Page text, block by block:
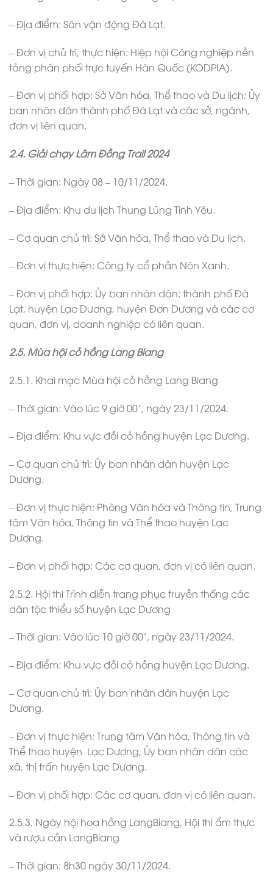
– Địa điểm: Sân vận động Đà Lạt.
– Đơn vị chủ trì, thực hiện: Hiệp hội Công nghiệp nền
tảng phân phối trực tuyến Hàn Quốc (KODPIA).
– Đơn vị phối hợp: Sở Văn hóa, Thể thao và Du lịch; Ủy
ban nhân dân thành phố Đà Lạt và các sở, ngành,
đơn vị liên quan.
2.4. Giải chạy Lâm Đồng Trail 2024
– Thời gian: Ngày 08 – 10/11/2024.
– Địa điểm: Khu du lịch Thung Lũng Tình Yêu.
– Cơ quan chủ trì: Sở Văn hóa, Thể thao và Du lịch.
– Đơn vị thực hiện: Công ty cổ phần Nón Xanh.
– Đơn vị phối hợp: Ủy ban nhân dân: thành phố Đà
Lạt, huyện Lạc Dương, huyện Đơn Dương và các cơ
quan, đơn vị, doanh nghiệp có liên quan.
2.5. Mùa hội cỏ hồng Lang Biang
2.5.1. Khai mạc Mùa hội cỏ hồng Lang Biang
– Thời gian: Vào lúc 9 giờ 00’, ngày 23/11/2024.
– Địa điểm: Khu vực đồi cỏ hồng huyện Lạc Dương.
– Cơ quan chủ trì: Ủy ban nhân dân huyện Lạc
Dương.
– Đơn vị thực hiện: Phòng Văn hóa và Thông tin, Trung
tâm Văn hóa, Thông tin và Thể thao huyện Lạc
Dương.
– Đơn vị phối hợp: Các cơ quan, đơn vị có liên quan.
2.5.2. Hội thi Trình diễn trang phục truyền thống các
dân tộc thiểu số huyện Lạc Dương
– Thời gian: Vào lúc 10 giờ 00’, ngày 23/11/2024.
– Địa điểm: Khu vực đồi cỏ hồng huyện Lạc Dương.
– Cơ quan chủ trì: Ủy ban nhân dân huyện Lạc
Dương.
– Đơn vị thực hiện: Trung tâm Văn hóa, Thông tin và
Thể thao huyện Lạc Dương, Ủy ban nhân dân các
xã, thị trấn huyện Lạc Dương.
– Đơn vị phối hợp: Các cơ quan, đơn vị có liên quan.
2.5.3. Ngày hội hoa hồng LangBiang, Hội thi ẩm thực
và rượu cần LangBiang
– Thời gian: 8h30 ngày 30/11/2024.